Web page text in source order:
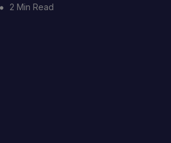
2 Min Read